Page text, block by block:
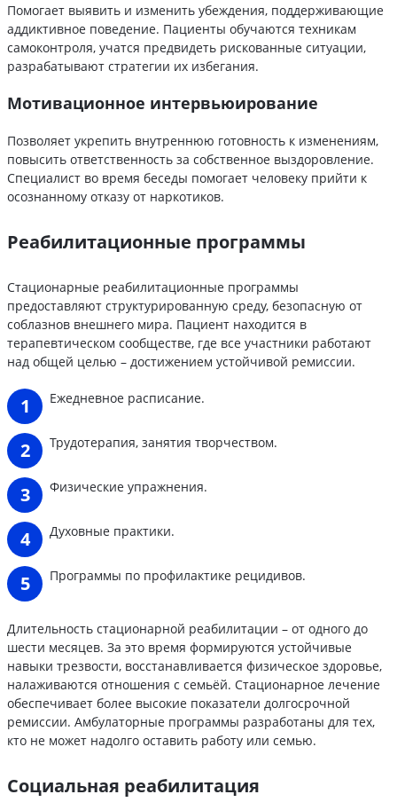
Помогает выявить и изменить убеждения, поддерживающие
аддиктивное поведение. Пациенты обучаются техникам
самоконтроля, учатся предвидеть рискованные ситуации,
разрабатывают стратегии их избегания.
Мотивационное интервьюирование
Позволяет укрепить внутреннюю готовность к изменениям,
повысить ответственность за собственное выздоровление.
Специалист во время беседы помогает человеку прийти к
осознанному отказу от наркотиков.
Реабилитационные программы
Стационарные реабилитационные программы
предоставляют структурированную среду, безопасную от
соблазнов внешнего мира. Пациент находится в
терапевтическом сообществе, где все участники работают
над общей целью – достижением устойчивой ремиссии.
Ежедневное расписание.
Трудотерапия, занятия творчеством.
Физические упражнения.
Духовные практики.
Программы по профилактике рецидивов.
Длительность стационарной реабилитации – от одного до
шести месяцев. За это время формируются устойчивые
навыки трезвости, восстанавливается физическое здоровье,
налаживаются отношения с семьёй. Стационарное лечение
обеспечивает более высокие показатели долгосрочной
ремиссии. Амбулаторные программы разработаны для тех,
кто не может надолго оставить работу или семью.
Социальная реабилитация